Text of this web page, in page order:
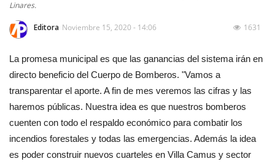
Linares.
Editora Noviembre 15, 2020 - 14:06 1631
La promesa municipal es que las ganancias del sistema irán en
directo beneficio del Cuerpo de Bomberos. "Vamos a
transparentar el aporte. A fin de mes veremos las cifras y las
haremos públicas. Nuestra idea es que nuestros bomberos
cuenten con todo el respaldo económico para combatir los
incendios forestales y todas las emergencias. Además la idea
es poder construir nuevos cuarteles en Villa Camus y sector